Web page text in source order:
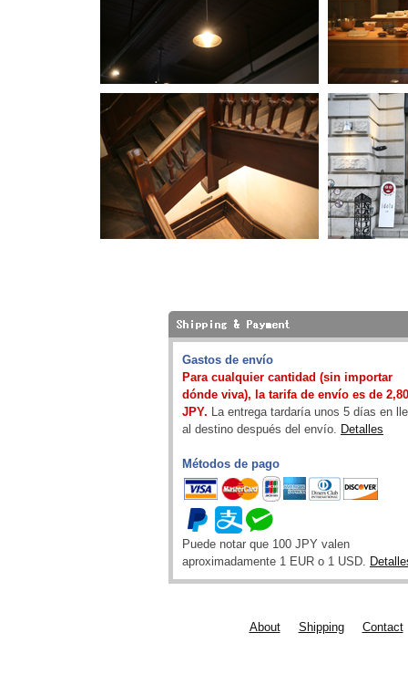
Gastos de envío
Para cualquier cantidad (sin importar
dónde viva), la tarifa de envío es de
JPY. La entrega tardaría unos 5 días en
al destino después del envío. Detalles
Métodos de pago
Puede notar que 100 JPY valen
aproximadamente 1 EUR o 1 USD.
About Shipping Contact